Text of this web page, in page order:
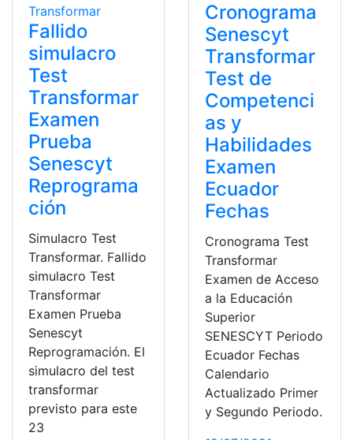
Fallido
simulacro
Test
Transformar
Examen
Prueba
Senescyt
Reprograma
ción
Simulacro Test
Transformar. Fallido
simulacro Test
Transformar
Examen Prueba
Senescyt
Reprogramación. El
simulacro del test
transformar
previsto para este
23
Cronograma
Senescyt
Transformar
Test de
Competenci
as y
Habilidades
Examen
Ecuador
Fechas
Cronograma Test
Transformar
Examen de Acceso
a la Educación
Superior
SENESCYT Periodo
Ecuador Fechas
Calendario
Actualizado Primer
y Segundo Periodo.